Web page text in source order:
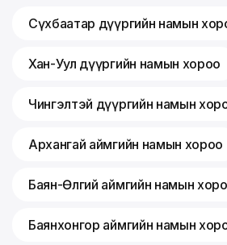
Сүхбаатар дүүргийн намын
Хан-Уул дүүргийн намын хороо
Чингэлтэй дүүргийн намын
Архангай аймгийн намын хороо
Баян-Өлгий аймгийн намын
Баянхонгор аймгийн намын